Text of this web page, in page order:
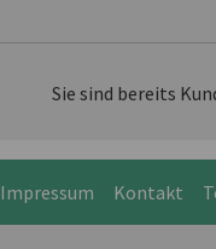
Sie sind bereits
Impressum Kontakt